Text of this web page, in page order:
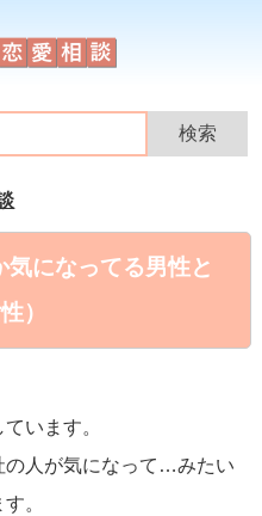
になってる男性と
）
います。
の人が気になって…みたい
。